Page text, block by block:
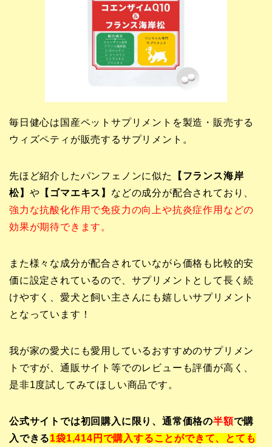
毎日健心は国産ペットサプリメントを製造・販売する
ウィズペティが販売するサプリメント。
先ほど紹介したパンフェノンに似た
【フランス海岸
松】 や 【ゴマエキス】 などの成分が配合されており、
強力な抗酸化作用で免疫力の向上や抗炎症作用などの
効果が期待できます。
また様々な成分が配合されていながら価格も比較的安
価に設定されているので、 サプリメントとして長く続
けやすく、愛犬と飼い主さんにも嬉しいサプリメント
となっています！
我が家の愛犬にも愛用しているおすすめのサプリメン
トですが、通販サイト等でのレビューも評価が高く、
是非1度試してみてほしい商品です。
公式サイトでは初回購入に限り、通常価格の半額で購
入できる1袋1,414円で購入することができて、とても